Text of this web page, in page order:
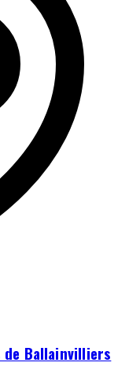
de Ballainvilliers